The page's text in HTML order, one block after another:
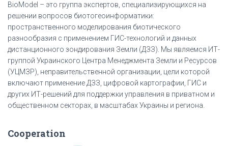
BioModel – это группа экспертов, специализирующихся на
решении вопросов биотогеоинформатики:
пространственного моделирования биотического
разнообразия с применением ГИС-технологий и данных
дистанционного зондирования Земли (ДЗЗ). Мы являемся ИТ-
группой Украинского Центра Менеджмента Земли и Ресурсов
(УЦМЗР), неправительственной организации, цели которой
включают применение ДЗЗ, цифровой картографии, ГИС и
других ИТ-решений для поддержки управления в приватном и
общественном секторах, в масштабах Украины и региона.
Cooperation